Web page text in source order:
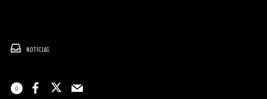
NOTÍCIAS
0